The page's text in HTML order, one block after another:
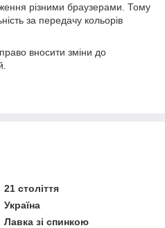
різними браузерами. Тому
за передачу кольорів
вносити зміни до
21 століття
Україна
Лавка зі спинкою